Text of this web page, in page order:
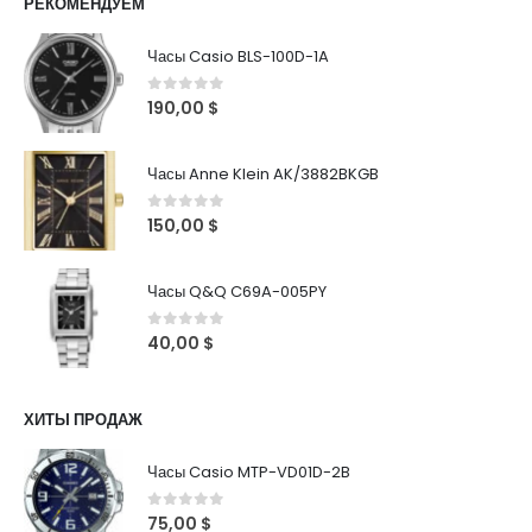
Часы Casio BLS-100D-1A
0out of 5
190,00 $
Часы Anne Klein AK/3882BKGB
0out of 5
150,00 $
Часы Q&Q C69A-005PY
0 out of 5
40,00 $
ХИТЫ ПРОДАЖ
Часы Casio MTP-VD01D-2B
0out of 5
75,00 $